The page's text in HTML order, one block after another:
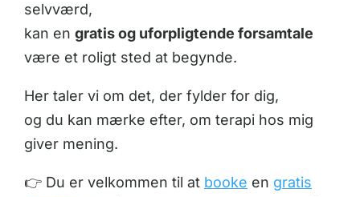
selvværd,
kan en gratis og uforpligtende forsamtale
være et roligt sted at begynde.
Her taler vi om det, der fylder for dig,
og du kan mærke efter, om terapi hos mig
giver mening.
👉 Du er velkommen til at booke en gratis